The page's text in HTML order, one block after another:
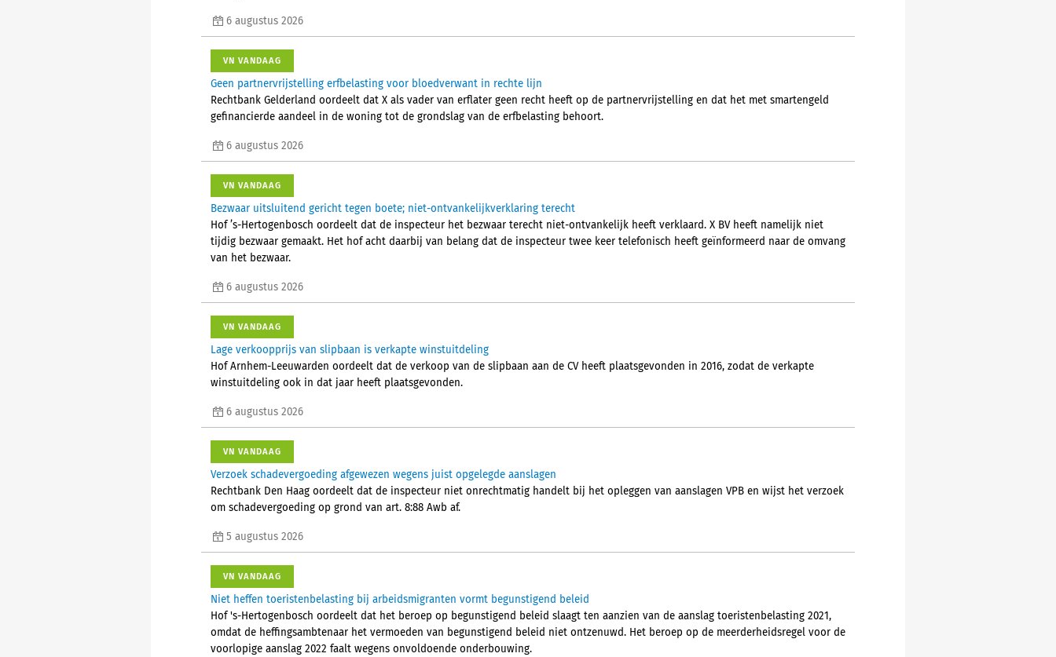
6 augustus 2026
VN VANDAAG
Geen partnervrijstelling erfbelasting voor bloedverwant in rechte lijn
Rechtbank Gelderland oordeelt dat X als vader van erflater geen recht heeft op de partnervrijstelling en dat het met smartengeld
gefinancierde aandeel in de woning tot de grondslag van de erfbelasting behoort.
6 augustus 2026
VN VANDAAG
Bezwaar uitsluitend gericht tegen boete; niet-ontvankelijkverklaring terecht
Hof ’s-Hertogenbosch oordeelt dat de inspecteur het bezwaar terecht niet-ontvankelijk heeft verklaard. X BV heeft namelijk niet
tijdig bezwaar gemaakt. Het hof acht daarbij van belang dat de inspecteur twee keer telefonisch heeft geïnformeerd naar de omvang
van het bezwaar.
6 augustus 2026
VN VANDAAG
Lage verkoopprijs van slipbaan is verkapte winstuitdeling
Hof Arnhem-Leeuwarden oordeelt dat de verkoop van de slipbaan aan de CV heeft plaatsgevonden in 2016, zodat de verkapte
winstuitdeling ook in dat jaar heeft plaatsgevonden.
6 augustus 2026
VN VANDAAG
Verzoek schadevergoeding afgewezen wegens juist opgelegde aanslagen
Rechtbank Den Haag oordeelt dat de inspecteur niet onrechtmatig handelt bij het opleggen van aanslagen VPB en wijst het verzoek
om schadevergoeding op grond van art. 8:88 Awb af.
5 augustus 2026
VN VANDAAG
Niet heffen toeristenbelasting bij arbeidsmigranten vormt begunstigend beleid
Hof 's-Hertogenbosch oordeelt dat het beroep op begunstigend beleid slaagt ten aanzien van de aanslag toeristenbelasting 2021,
omdat de heffingsambtenaar het vermoeden van begunstigend beleid niet ontzenuwd. Het beroep op de meerderheidsregel voor de
voorlopige aanslag 2022 faalt wegens onvoldoende onderbouwing.